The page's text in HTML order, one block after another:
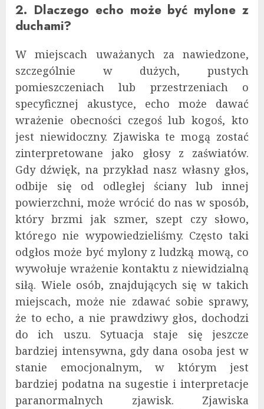
2. Dlaczego echo może być mylone z
duchami?
W miejscach uważanych za nawiedzone,
szczególnie w dużych, pustych
pomieszczeniach lub przestrzeniach o
specyficznej akustyce, echo może dawać
wrażenie obecności czegoś lub kogoś, kto
jest niewidoczny. Zjawiska te mogą zostać
zinterpretowane jako głosy z zaświatów.
Gdy dźwięk, na przykład nasz własny głos,
odbije się od odległej ściany lub innej
powierzchni, może wrócić do nas w sposób,
który brzmi jak szmer, szept czy słowo,
którego nie wypowiedzieliśmy. Często taki
odgłos może być mylony z ludzką mową, co
wywołuje wrażenie kontaktu z niewidzialną
siłą. Wiele osób, znajdujących się w takich
miejscach, może nie zdawać sobie sprawy,
że to echo, a nie prawdziwy głos, dochodzi
do ich uszu. Sytuacja staje się jeszcze
bardziej intensywna, gdy dana osoba jest w
stanie emocjonalnym, w którym jest
bardziej podatna na sugestie i interpretacje
paranormalnych zjawisk. Zjawiska